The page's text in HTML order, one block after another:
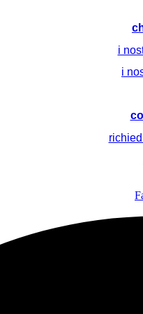
i
i